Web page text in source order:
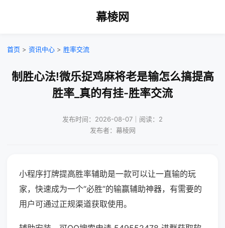
幕棱网
首页 > 资讯中心 > 胜率交流
制胜心法!微乐捉鸡麻将老是输怎么搞提高
胜率_真的有挂-胜率交流
发布时间：2026-08-07｜阅读：2
发布者：幕棱网
小程序打牌提高胜率辅助是一款可以让一直输的玩
家，快速成为一个“必胜”的输赢辅助神器，有需要的
用户可通过正规渠道获取使用。